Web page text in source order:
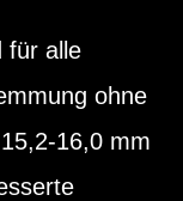
für alle
ohne
16,0 mm